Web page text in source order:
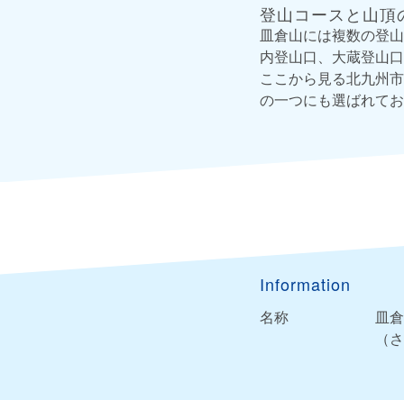
登山コースと山頂
皿倉山には複数の登
内登山口、大蔵登山
ここから見る北九州
の一つにも選ばれて
Information
名称
皿
（